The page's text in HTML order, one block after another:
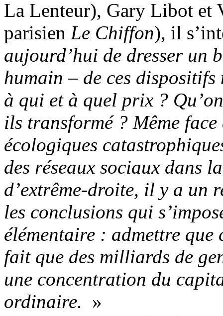
La Lenteur), Gary Libot et
parisien Le Chiffon), il
aujourd’hui de dresser un
humain – de ces
à qui et à quel prix ?
ils transformé ? Même
écologiques
des réseaux sociaux dans
d’extrême-droite, il y a un
les conclusions qui
élémentaire : admettre que
fait que des milliards de
une concentration du
ordinaire. »